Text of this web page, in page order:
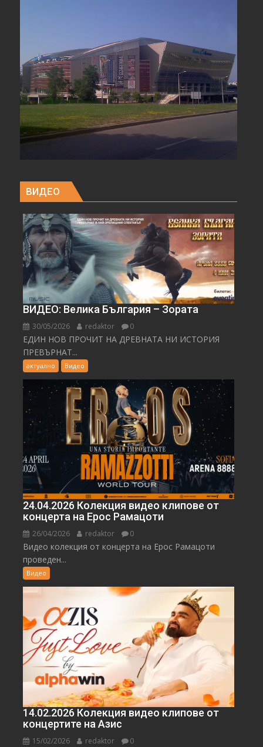
ВИДЕО
ВИДЕО: Велика България – Зората
30/05/2026 redaktor 0
ЕДИН НОВ ПРОЧИТ НА ДРЕВНАТА НИ ИСТОРИЯ
ПРЕВЪРНАТ...
актуално Видео
24.04.2026 Колекция видео клипове от
концерта на Ерос Рамацоти
26/04/2026 redaktor 0
Видео колекция от концерта на Ерос Рамацоти
проведен...
Видео
14.02.2026 Колекция видео клипове от
концертите на Азис
15/02/2026 redaktor 0